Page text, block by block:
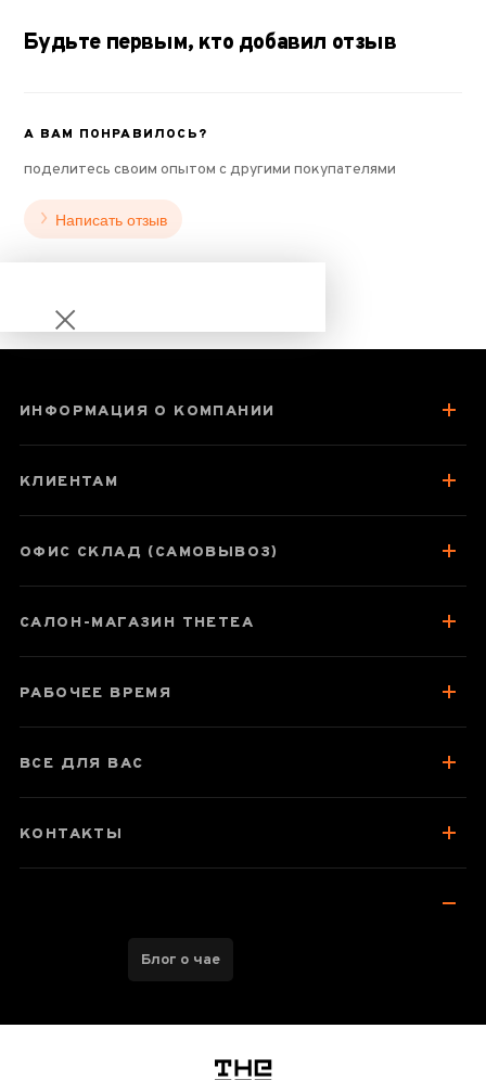
Будьте первым, кто добавил отзыв
А ВАМ ПОНРАВИЛОСЬ?
поделитесь своим опытом с другими покупателями
Написать отзыв
Хуан Цзинь Хун
Паспорт товара
Вкус, аромат, цвет
ИНФОРМАЦИЯ О КОМПАНИИ
КЛИЕНТАМ
ОФИС СКЛАД (САМОВЫВОЗ)
САЛОН-МАГАЗИН THETEA
РАБОЧЕЕ ВРЕМЯ
ВСЕ ДЛЯ ВАС
КОНТАКТЫ
Блог о чае
логотип